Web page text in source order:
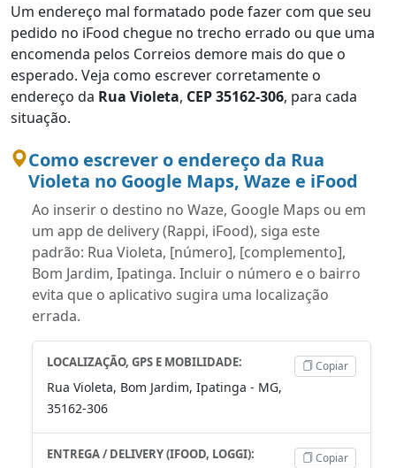
Um endereço mal formatado pode fazer com que seu
pedido no iFood chegue no trecho errado ou que uma
encomenda pelos Correios demore mais do que o
esperado. Veja como escrever corretamente o
endereço da Rua Violeta, CEP 35162-306, para cada
situação.
Como escrever o endereço da Rua
Violeta no Google Maps, Waze e iFood
Ao inserir o destino no Waze, Google Maps ou em
um app de delivery (Rappi, iFood), siga este
padrão: Rua Violeta, [número], [complemento],
Bom Jardim, Ipatinga. Incluir o número e o bairro
evita que o aplicativo sugira uma localização
errada.
LOCALIZAÇÃO, GPS E MOBILIDADE:
Rua Violeta, Bom Jardim, Ipatinga - MG,
35162-306
Copiar
ENTREGA / DELIVERY (IFOOD, LOGGI): Copiar